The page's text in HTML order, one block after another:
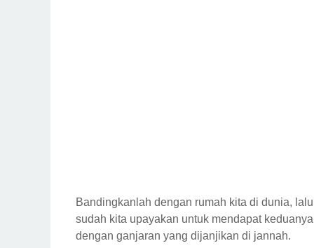
Bandingkanlah dengan rumah kita di dunia,
sudah kita upayakan untuk mendapat
dengan ganjaran yang dijanjikan di jannah.